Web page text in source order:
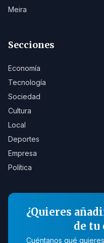
Meira
Secciones
Economía
Tecnología
Sociedad
Cultura
Local
Deportes
Empresa
Política
¿Quieres
de tu
Cuéntanos qué